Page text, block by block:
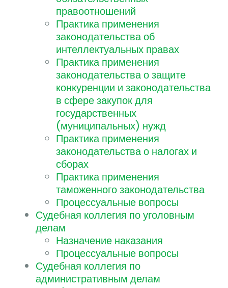
правоотношений
Практика применения
законодательства об
интеллектуальных правах
Практика применения
законодательства о защите
конкуренции и законодательства
в сфере закупок для
государственных
(муниципальных) нужд
Практика применения
законодательства о налогах и
сборах
Практика применения
таможенного законодательства
Процессуальные вопросы
Судебная коллегия по уголовным
делам
Назначение наказания
Процессуальные вопросы
Судебная коллегия по
административным делам